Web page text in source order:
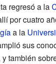
regresó a la
por cuatro
a la
sus
también